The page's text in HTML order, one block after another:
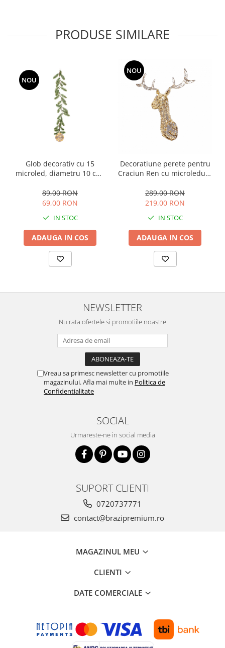
PRODUSE SIMILARE
NOU
Glob decorativ cu 15
microled, diametru 10 cm,
verde
89,00 RON
69,00 RON
IN STOC
ADAUGA IN COS
NOU
Decoratiune perete pentru
Craciun Ren cu microleduri,
289,00 RON
219,00 RON
IN STOC
ADAUGA IN COS
NEWSLETTER
Nu rata ofertele si promotiile noastre
Vreau sa primesc newsletter cu promotiile
magazinului. Afla mai multe in Politica de
Confidentialitate
SOCIAL
Urmareste-ne in social media
SUPORT CLIENTI
0720737771
contact@brazipremium.ro
MAGAZINUL MEU
CLIENTI
DATE COMERCIALE